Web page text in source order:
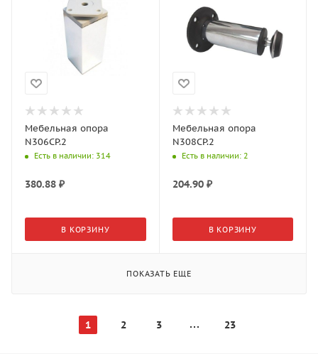
Мебельная опора
N306CP.2
Есть в наличии: 314
380.88 ₽
В КОРЗИНУ
Мебельная опора
N308CP.2
Есть в наличии: 2
204.90₽
В КОРЗИНУ
ПОКАЗАТЬ ЕЩЕ
1 2 3 23